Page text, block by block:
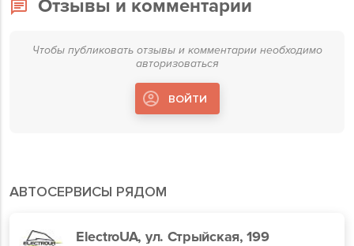
АВТОСЕРВИСЫ РЯДОМ
ElectroUA, ул. Стрыйская, 199
Отзывы и комментарии
Чтобы публиковать отзывы и комментарии необходимо
авторизоваться
ВОЙТИ